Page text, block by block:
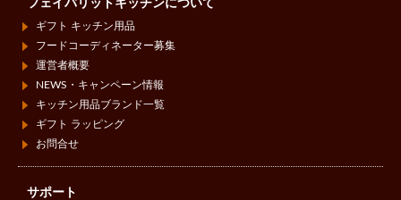
フェイバリットキッチンについて
ギフト キッチン用品
フードコーディネーター募集
運営者概要
NEWS・キャンペーン情報
キッチン用品ブランド一覧
ギフト ラッピング
お問合せ
サポート